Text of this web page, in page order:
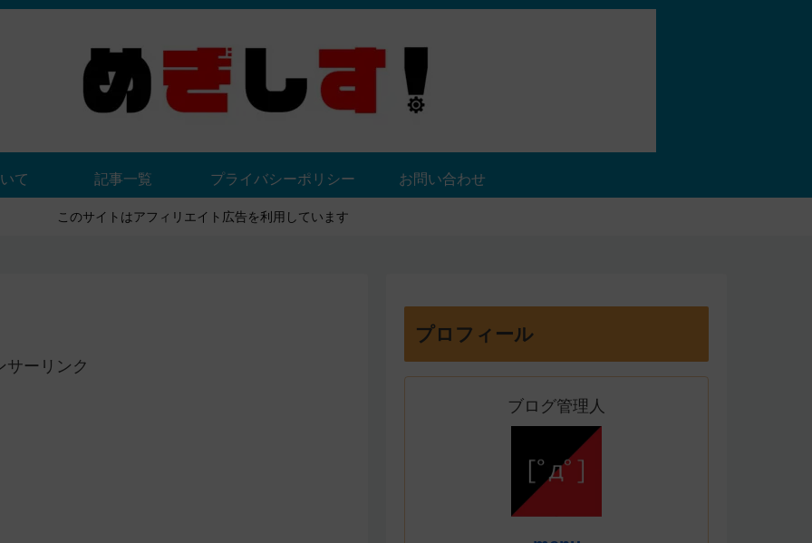
て 記事一覧 プライバシーポリシー お問い合わせ
このサイトはアフィリエイト広告を利用しています
サーリンク
プロフィール
ブログ管理人